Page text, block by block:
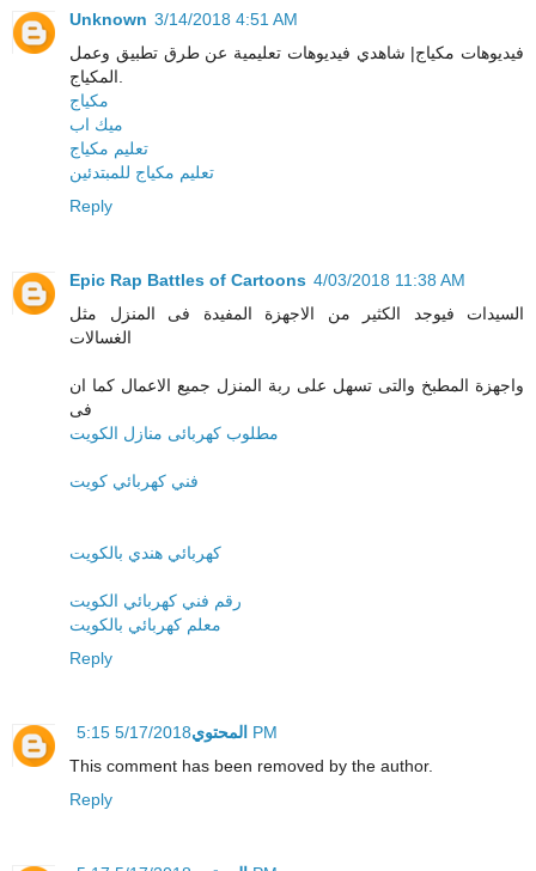
Unknown 3/14/2018 4:51 AM
فيديوهات مكياج| شاهدي فيديوهات تعليمية عن طرق تطبيق وعمل
مكياج
ميك اب
تعليم مكياج
تعليم مكياج للمبتدئين
Reply
Epic Rap Battles of Cartoons 4/03/2018 11:38 AM
السيدات فيوجد الكثير من الاجهزة المفيدة فى المنزل مثل
الغسالات
واجهزة المطبخ والتى تسهل على ربة المنزل جميع الاعمال كما ان
فى
مطلوب كهربائى منازل الكويت
فني كهربائي كويت
كهربائي هندي بالكويت
رقم فني كهربائي الكويت
معلم كهربائي بالكويت
Reply
المحتوي 5/17/2018 5:15 PM
This comment has been removed by the author.
Reply